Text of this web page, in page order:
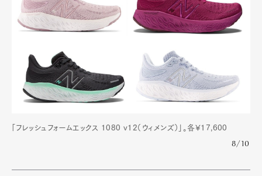
「フレッシュフォームエックス 1080 v12（ウィメンズ）」。各¥17,600
8/10